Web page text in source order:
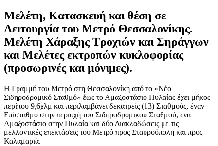
Μελέτη, Κατασκευή και θέση σε
Λειτουργία του Μετρό Θεσσαλονίκης.
Μελέτη Χάραξης Τροχιών και Σηράγγων
και Μελέτες εκτροπών κυκλοφορίας
(προσωρινές και μόνιμες).
Η Γραμμή του Μετρό στη Θεσσαλονίκη από το «Νέο
Σιδηροδρομικό Σταθμό» έως το Αμαξοστάσιο Πυλαίας έχει μήκος
περίπου 9,6χλμ και περιλαμβάνει δεκατρείς (13) Σταθμούς, έναν
Επίσταθμο στην περιοχή του Σιδηροδρομικού Σταθμού, ένα
Αμαξοστάσιο στην Πυλαία και δύο Διακλαδώσεις με τις
μελλοντικές επεκτάσεις του Μετρό προς Σταυρούπολη και προς
Καλαμαριά.